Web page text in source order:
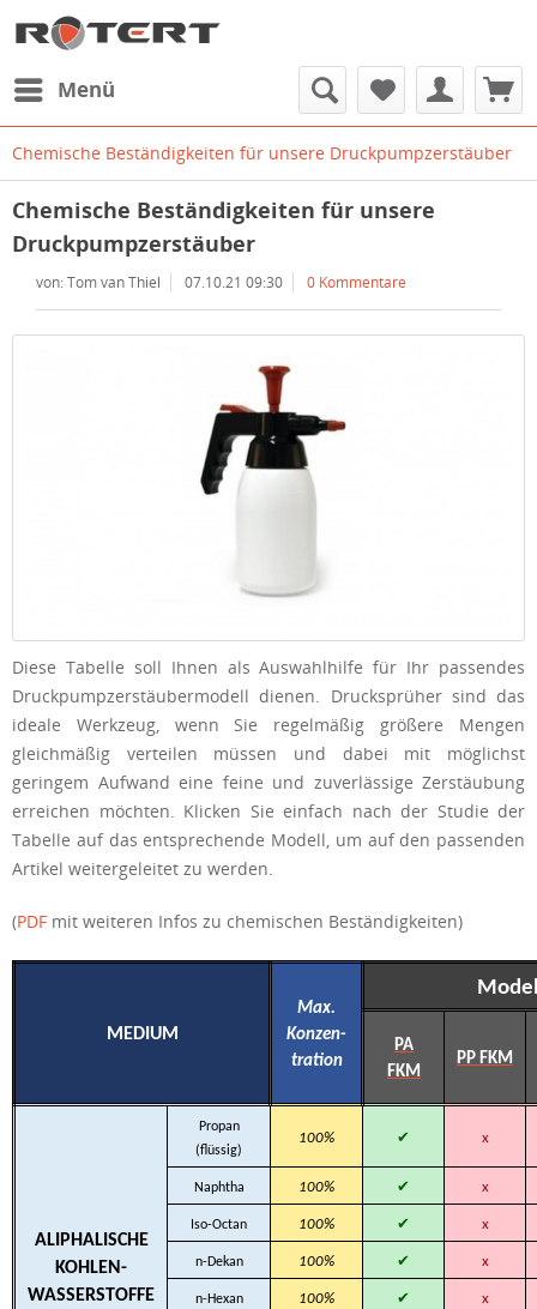
Menü
Chemische Beständigkeiten für unsere Druckpumpzerstäuber
Chemische Beständigkeiten für unsere
Druckpumpzerstäuber
von: Tom van Thiel 07.10.21 09:30 0 Kommentare
Diese Tabelle soll Ihnen als Auswahlhilfe für Ihr passendes
Druckpumpzerstäubermodell dienen. Drucksprüher sind das
ideale Werkzeug, wenn Sie regelmäßig größere Mengen
gleichmäßig verteilen müssen und dabei mit möglichst
geringem Aufwand eine feine und zuverlässige Zerstäubung
erreichen möchten. Klicken Sie einfach nach der Studie der
Tabelle auf das entsprechende Modell, um auf den passenden
Artikel weitergeleitet zu werden.
(PDF mit weiteren Infos zu chemischen Beständigkeiten)
MEDIUM
Max.
Konzen-
tration
PA
FKM
PP FKM
ALIPHALISCHE
KOHLEN-
WASSERSTOFFE
Propan
(flüssig)
100% ✔ x
Naphtha 100% ✔ x
Iso-Octan 100% ✔ x
n-Dekan 100% ✔ x
n-Hexan 100% ✔ x